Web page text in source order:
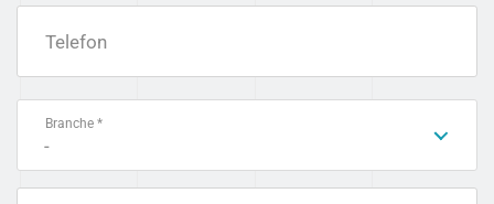
Telefon
Branche *
-